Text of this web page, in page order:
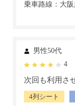
乗車路線：大
男性50代
4
次回も利用さ
4列シート